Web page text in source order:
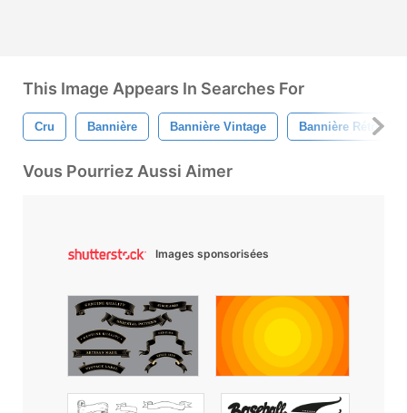
This Image Appears In Searches For
Cru Bannière Bannière Vintage Bannière Rétro
Vous Pourriez Aussi Aimer
Images sponsorisées